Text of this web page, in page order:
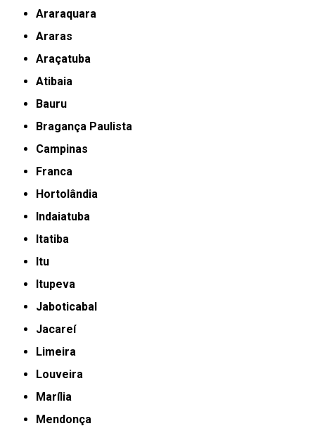
Araraquara
Araras
Araçatuba
Atibaia
Bauru
Bragança Paulista
Campinas
Franca
Hortolândia
Indaiatuba
Itatiba
Itu
Itupeva
Jaboticabal
Jacareí
Limeira
Louveira
Marília
Mendonça